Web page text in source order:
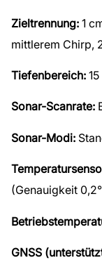
Zieltrennung: 1
mittlerem Chirp,
Tiefenbereich:
Sonar-Scanrate:
Sonar-Modi:
(Genauigkeit
GNSS